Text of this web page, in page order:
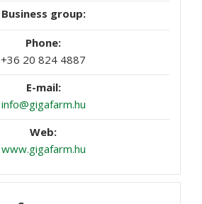
+36 20 824 4887
info@gigafarm.hu
www.gigafarm.hu